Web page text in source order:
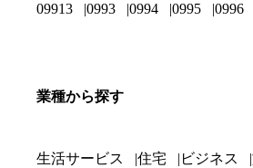
09913
0993 0994 0995 0996
業種から探す
生活サービス 住宅 ビジネス